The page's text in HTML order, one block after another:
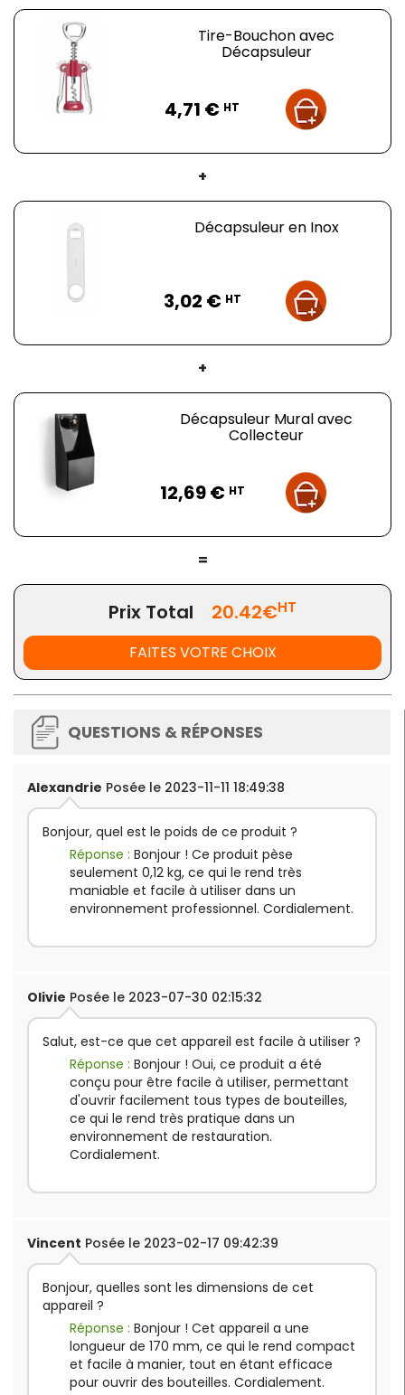
Tire-Bouchon avec
Décapsuleur
4,71 € HT
+
Décapsuleur en Inox
3,02 € HT
+
Décapsuleur Mural avec
Collecteur
12,69 € HT
=
Prix Total 20.42€HT
FAITES VOTRE CHOIX
QUESTIONS & RÉPONSES
Alexandrie Posée le 2023-11-11 18:49:38
Bonjour, quel est le poids de ce produit ?
Réponse : Bonjour ! Ce produit pèse
seulement 0,12 kg, ce qui le rend très
maniable et facile à utiliser dans un
environnement professionnel. Cordialement.
Olivie Posée le 2023-07-30 02:15:32
Salut, est-ce que cet appareil est facile à utiliser ?
Réponse : Bonjour ! Oui, ce produit a été
conçu pour être facile à utiliser, permettant
d'ouvrir facilement tous types de bouteilles,
ce qui le rend très pratique dans un
environnement de restauration.
Cordialement.
Vincent Posée le 2023-02-17 09:42:39
Bonjour, quelles sont les dimensions de cet
appareil ?
Réponse : Bonjour ! Cet appareil a une
longueur de 170 mm, ce qui le rend compact
et facile à manier, tout en étant efficace
pour ouvrir des bouteilles. Cordialement.